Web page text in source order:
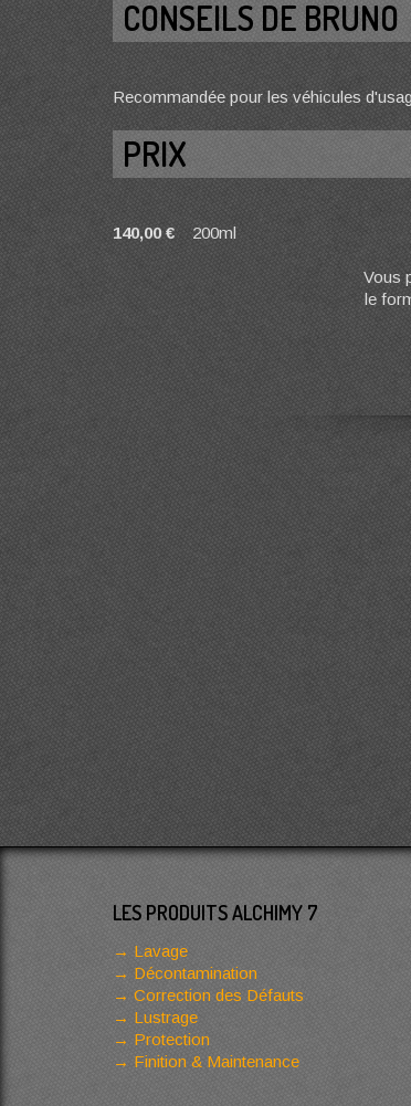
CONSEILS DE BRUNO
Recommandée pour les véhicules
PRIX
140,00 €200ml
Vous
le
LES PRODUITS ALCHIMY 7
Lavage
Décontamination
Correction des Défauts
Lustrage
Protection
Finition & Maintenance